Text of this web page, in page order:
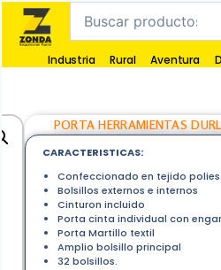
Industria Rural Aventura
PORTA HERRAMIENTAS
CARACTERISTICAS:
Confeccionado en tejido
Bolsillos externos e internos
Cinturon incluido
Porta cinta individual con
Porta Martillo textil
Amplio bolsillo principal
32 bolsillos.